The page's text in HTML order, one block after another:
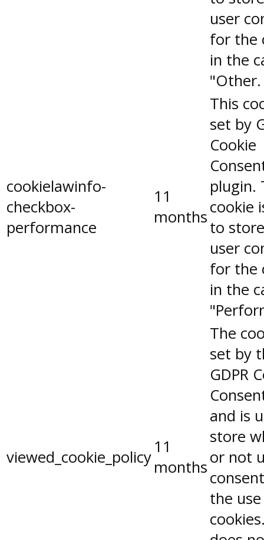
user
for the
in the
"Other.
cookielawinfo-
checkbox-
performance
11
months
This
set by
Cookie
plugin.
cookie
to
user
for the
in the
viewed_cookie_policy
11
months
The
set by
GDPR
and is
store
or not
the